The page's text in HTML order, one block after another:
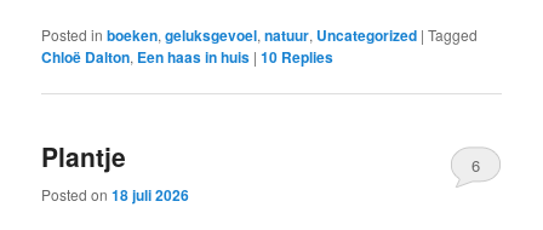
Posted in boeken,geluksgevoel,natuur, Uncategorized |Tagged
Chloë Dalton, Een haas in huis |10 Replies
Plantje
Posted on18 juli 2026
6